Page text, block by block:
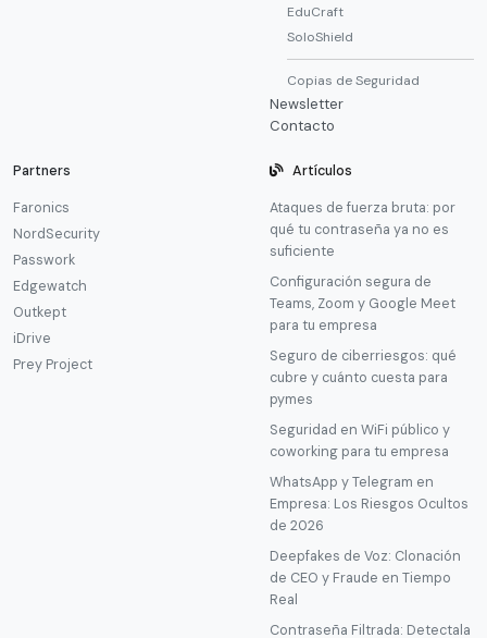
EduCraft
SoloShield
Copias de Seguridad
Newsletter
Contacto
Partners
Faronics
NordSecurity
Passwork
Edgewatch
Outkept
iDrive
Prey Project
Artículos
Ataques de fuerza bruta: por
qué tu contraseña ya no es
suficiente
Configuración segura de
Teams, Zoom y Google Meet
para tu empresa
Seguro de ciberriesgos: qué
cubre y cuánto cuesta para
pymes
Seguridad en WiFi público y
coworking para tu empresa
WhatsApp y Telegram en
Empresa: Los Riesgos Ocultos
de 2026
Deepfakes de Voz: Clonación
de CEO y Fraude en Tiempo
Real
Contraseña Filtrada: Detectala